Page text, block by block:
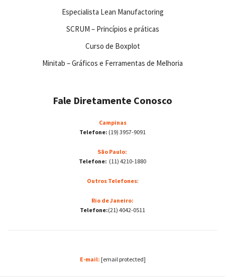
Especialista Lean Manufactoring
SCRUM – Princípios e práticas
Curso de Boxplot
Minitab – Gráficos e Ferramentas de Melhoria
Fale Diretamente Conosco
Campinas
Telefone: (19) 3957-9091
São Paulo:
Telefone: (11) 4210-1880
Outros Telefones:
Rio de Janeiro:
Telefone:(21) 4042-0511
E-mail: [email protected]